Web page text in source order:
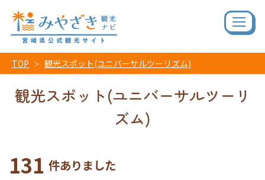
TOP 観光スポット(ユニバーサルツーリズム)
観光スポット(ユニバーサルツーリ
ズム)
131 件ありました